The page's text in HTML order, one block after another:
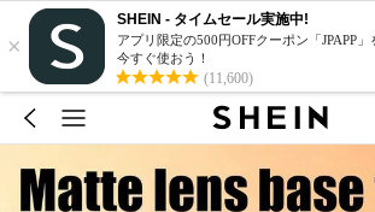
×
SHEIN - タイムセール実施中!
アプリ限定の500円OFFクーポン「JPAPP」
今すぐ使おう！
(11,600)